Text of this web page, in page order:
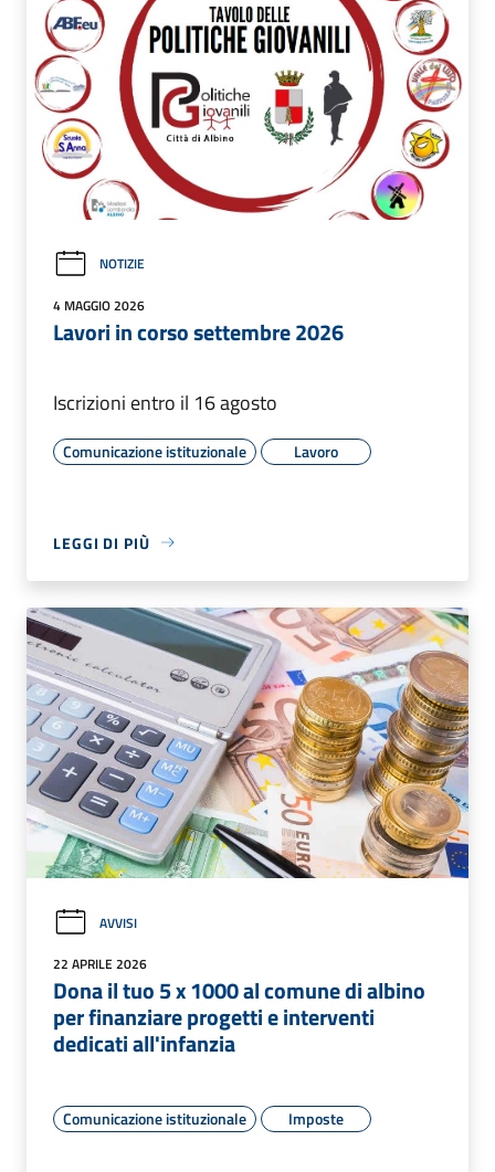
NOTIZIE
4 MAGGIO 2026
Lavori in corso settembre 2026
Iscrizioni entro il 16 agosto
Comunicazione istituzionale Lavoro
LEGGI DI PIÙ
AVVISI
22 APRILE 2026
Dona il tuo 5 x 1000 al comune di albino
per finanziare progetti e interventi
dedicati all'infanzia
Comunicazione istituzionale Imposte